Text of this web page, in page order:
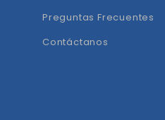
Preguntas Frecuentes
Contáctanos